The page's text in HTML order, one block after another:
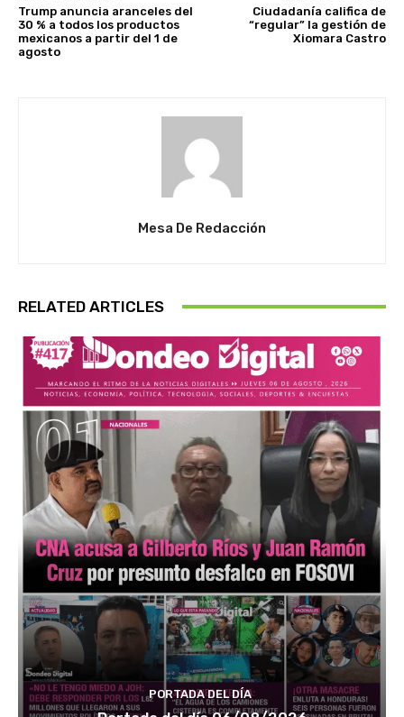
Trump anuncia aranceles del
30 % a todos los productos
mexicanos a partir del 1 de
agosto
Ciudadanía califica de
“regular” la gestión de
Xiomara Castro
Mesa De Redacción
RELATED ARTICLES
PORTADA DEL DÍA